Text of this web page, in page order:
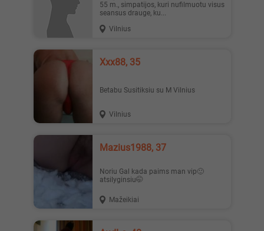
55 m., simpatijos, kuri nufilmuotu visus
seansus drauge, ku...
Vilnius
Xxx88, 35
Betabu Susitiksiu su M Vilnius
Vilnius
Mazius1988, 37
Noriu Gal kada paims man vip🙂
atsilyginsiu🤭
Mažeikiai